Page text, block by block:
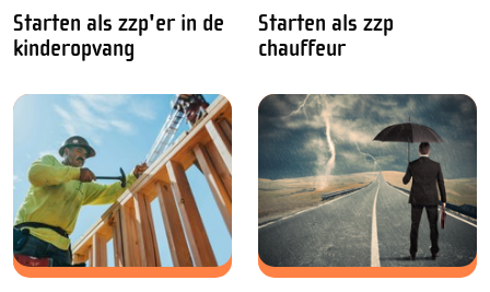
Starten als zzp'er in de
kinderopvang
Starten als zzp
chauffeur